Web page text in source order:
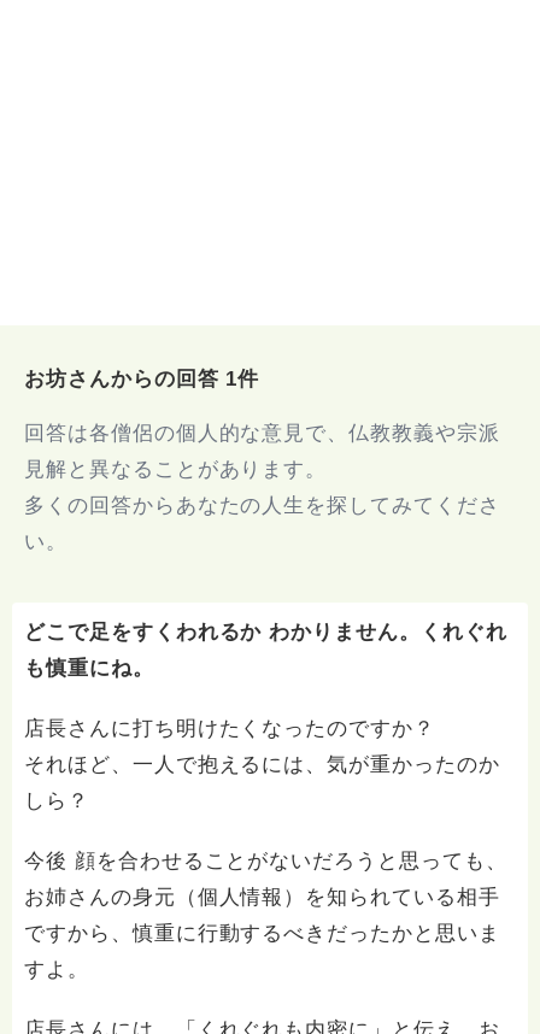
お坊さんからの回答 1件
回答は各僧侶の個人的な意見で、仏教教義や宗派
見解と異なることがあります。
多くの回答からあなたの人生を探してみてくださ
い。
どこで足をすくわれるか わかりません。くれぐれ
も慎重にね。
店長さんに打ち明けたくなったのですか？
それほど、一人で抱えるには、気が重かったのか
しら？
今後 顔を合わせることがないだろうと思っても、
お姉さんの身元（個人情報）を知られている相手
ですから、慎重に行動するべきだったかと思いま
すよ。